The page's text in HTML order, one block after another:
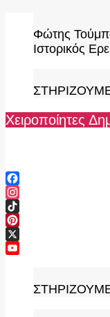
content
Φώτης
Ιστορικός
Χειροποίητες
Facebook
Instagram
TikTok
Pinterest
X